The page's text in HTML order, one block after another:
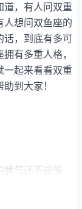
道，有人问双重
人想问双鱼座的
话，到底有多可
有多重人格，
一起来看看双重
到大家！
气还不是很
不认人啊，因